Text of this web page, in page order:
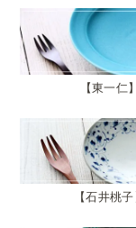
東一仁
石井桃子